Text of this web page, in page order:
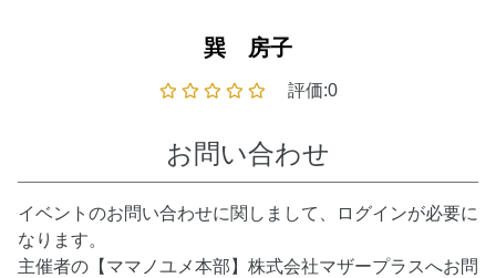
巽 房子
評価:0
お問い合わせ
イベントのお問い合わせに関しまして、ログインが必要に
なります。
主催者の【ママノユメ本部】株式会社マザープラスへお問